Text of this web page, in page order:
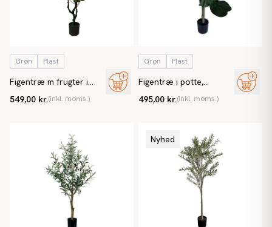
Grøn Plast
Figentræ m frugter i
plante
549,00 kr.(inkl. moms.)
Grøn Plast
Figentræ i potte,
blade, kunstig plante
495,00 kr.(inkl. moms.)
Nyhed